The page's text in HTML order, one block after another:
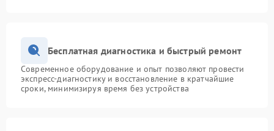
Бесплатная диагностика и быстрый ремонт
Современное оборудование и опыт позволяют провести
экспресс-диагностику и восстановление в кратчайшие
сроки, минимизируя время без устройства